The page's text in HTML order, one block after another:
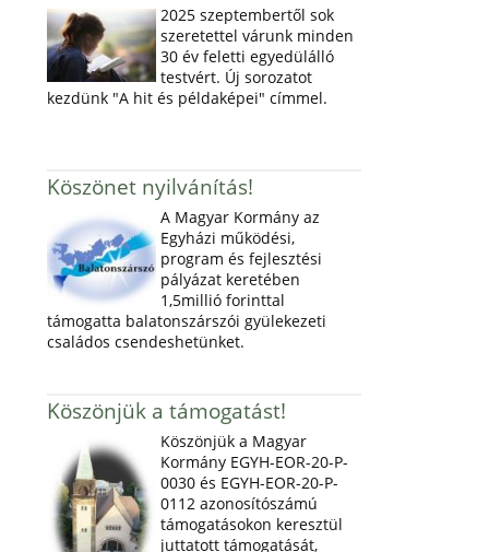
2025 szeptembertől sok
szeretettel várunk minden
30 év feletti egyedülálló
testvért. Új sorozatot
kezdünk "A hit és példaképei" címmel.
Köszönet nyilvánítás!
A Magyar Kormány az
Egyházi működési,
program és fejlesztési
pályázat keretében
1,5millió forinttal
támogatta balatonszárszói gyülekezeti
családos csendeshetünket.
Köszönjük a támogatást!
Köszönjük a Magyar
Kormány EGYH-EOR-20-P-
0030 és EGYH-EOR-20-P-
0112 azonosítószámú
támogatásokon keresztül
juttatott támogatását,